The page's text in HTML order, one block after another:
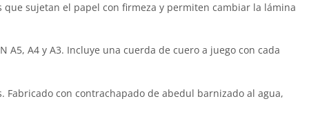
sujetan el papel con firmeza y permiten cambiar la lámina
A4 y A3. Incluye una cuerda de cuero a juego con cada
con contrachapado de abedul barnizado al agua,